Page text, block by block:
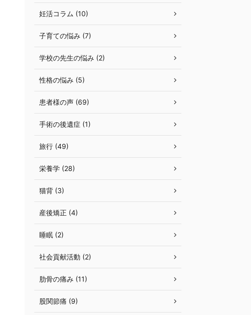
妊活コラム (10)
子育ての悩み (7)
学校の先生の悩み (2)
性格の悩み (5)
患者様の声 (69)
手術の後遺症 (1)
旅行 (49)
栄養学 (28)
猫背 (3)
産後矯正 (4)
睡眠 (2)
社会貢献活動 (2)
肋骨の痛み (11)
股関節痛 (9)